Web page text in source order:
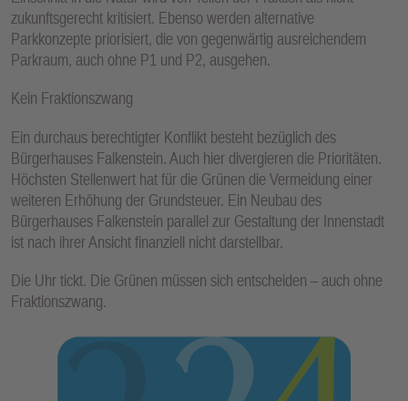
zukunftsgerecht kritisiert. Ebenso werden alternative
Parkkonzepte priorisiert, die von gegenwärtig ausreichendem
Parkraum, auch ohne P1 und P2, ausgehen.
Kein Fraktionszwang
Ein durchaus berechtigter Konflikt besteht bezüglich des
Bürgerhauses Falkenstein. Auch hier divergieren die Prioritäten.
Höchsten Stellenwert hat für die Grünen die Vermeidung einer
weiteren Erhöhung der Grundsteuer. Ein Neubau des
Bürgerhauses Falkenstein parallel zur Gestaltung der Innenstadt
ist nach ihrer Ansicht finanziell nicht darstellbar.
Die Uhr tickt. Die Grünen müssen sich entscheiden – auch ohne
Fraktionszwang.